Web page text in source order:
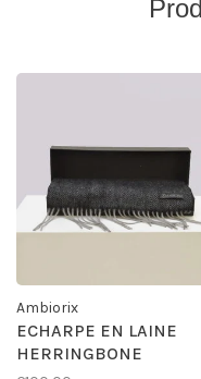
Ambiorix
ECHARPE EN LAINE
HERRINGBONE